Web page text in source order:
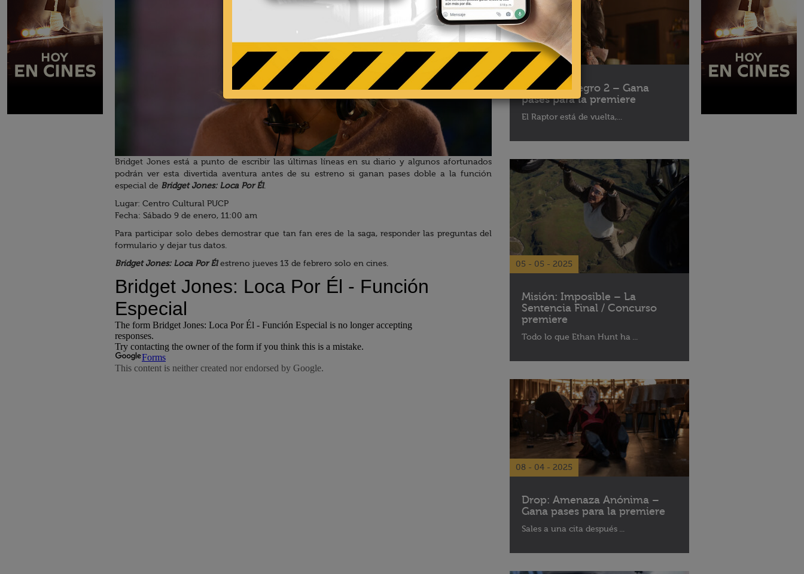
Bridget Jones está a punto de escribir las últimas líneas en su diario y algunos afortunados
podrán ver esta divertida aventura antes de su estreno si ganan pases doble a la función
especial de Bridget Jones: Loca Por Él.
Lugar: Centro Cultural PUCP
Fecha: Sábado 9 de enero, 11:00 am
Para participar solo debes demostrar que tan fan eres de la saga, responder las preguntas del
formulario y dejar tus datos.
Bridget Jones: Loca Por Élestreno jueves 13 de febrero solo en cines.
02 - 10 - 2025
Teléfono Negro 2 – Gana
pases para la premiere
El Raptor está de vuelta,...
05 - 05 - 2025
Misión: Imposible – La
Sentencia Final / Concurso
premiere
Todo lo que Ethan Hunt ha ...
08 - 04 - 2025
Drop: Amenaza Anónima –
Gana pases para la premiere
Sales a una cita después ...